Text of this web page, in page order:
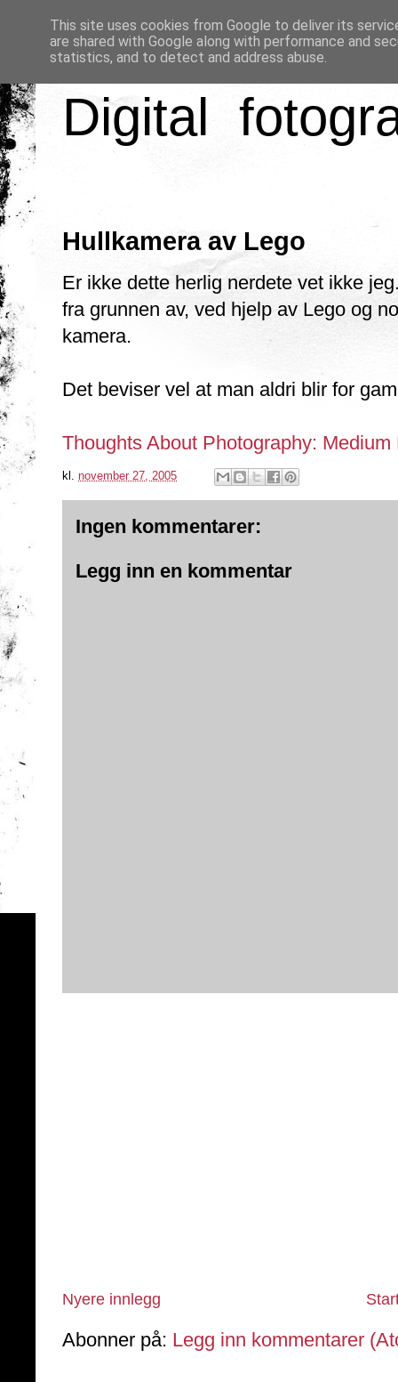
Digital
Hullkamera av Lego
Er ikke dette herlig nerdete vet ikke
fra grunnen av, ved hjelp av Lego og
kamera.
Det beviser vel at man aldri blir for
Thoughts About Photography:
kl. november 27, 2005
Ingen kommentarer:
Legg inn en kommentar
Nyere innlegg
Abonner på: Legg inn kommentarer
This site uses cookies from Google to deliver its
are shared with Google along with performance and
statistics, and to detect and address abuse.